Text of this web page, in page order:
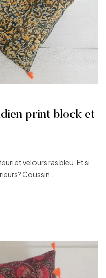
print block et
et velours ras bleu. Et si
Coussin…